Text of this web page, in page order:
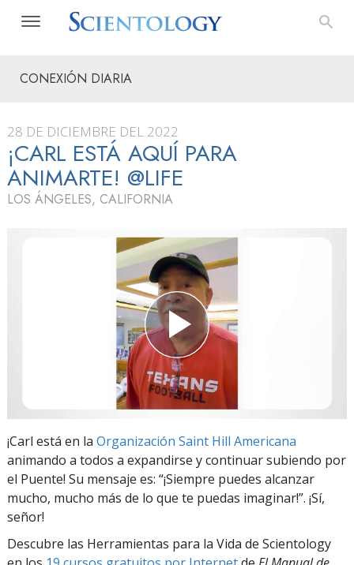
CONEXIÓN DIARIA
28 DE DICIEMBRE DEL 2022
¡CARL ESTÁ AQUÍ PARA
ANIMARTE! @LIFE
LOS ÁNGELES, CALIFORNIA
¡Carl está en la Organización Saint Hill Americana
animando a todos a expandirse y continuar subiendo por
el Puente! Su mensaje es: “¡Siempre puedes alcanzar
mucho, mucho más de lo que te puedas imaginar!”. ¡Sí,
señor!
Descubre las Herramientas para la Vida de Scientology